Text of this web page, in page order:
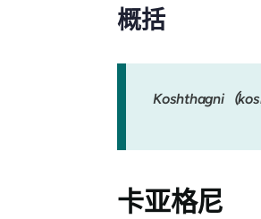
概括
Kosht​​hagni（
卡亚格尼